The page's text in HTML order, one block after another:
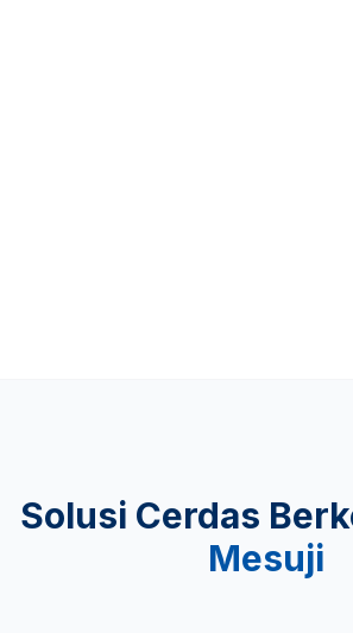
Solusi Cerdas
Mesuji